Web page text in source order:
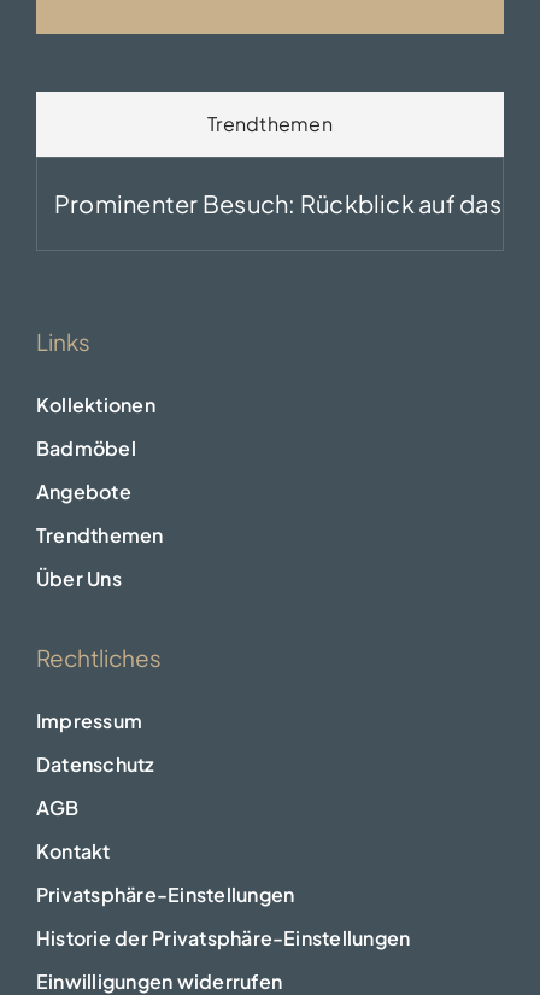
Trendthemen
Prominenter Besuch: Rückblick auf das
Links
Kollektionen
Badmöbel
Angebote
Trendthemen
Über Uns
Rechtliches
Impressum
Datenschutz
AGB
Kontakt
Privatsphäre-Einstellungen
Historie der Privatsphäre-Einstellungen
Einwilligungen widerrufen